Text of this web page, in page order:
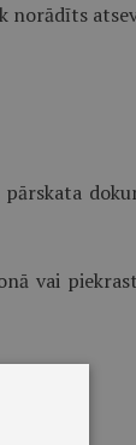
norādīts
vai